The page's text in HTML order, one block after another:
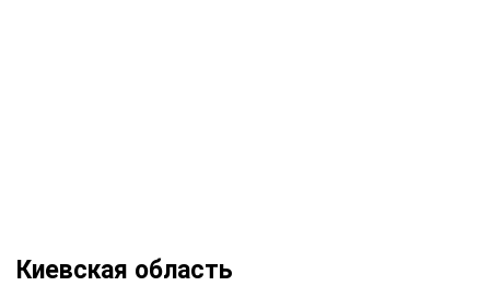
Киевская область